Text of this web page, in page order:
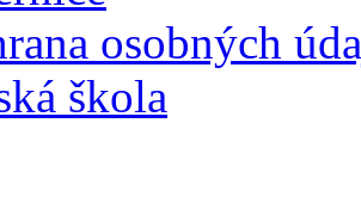
osobných
škola